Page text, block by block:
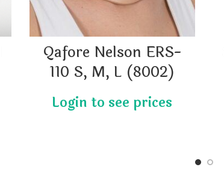
Qafore Nelson ERS-
110 S, M, L (8002)